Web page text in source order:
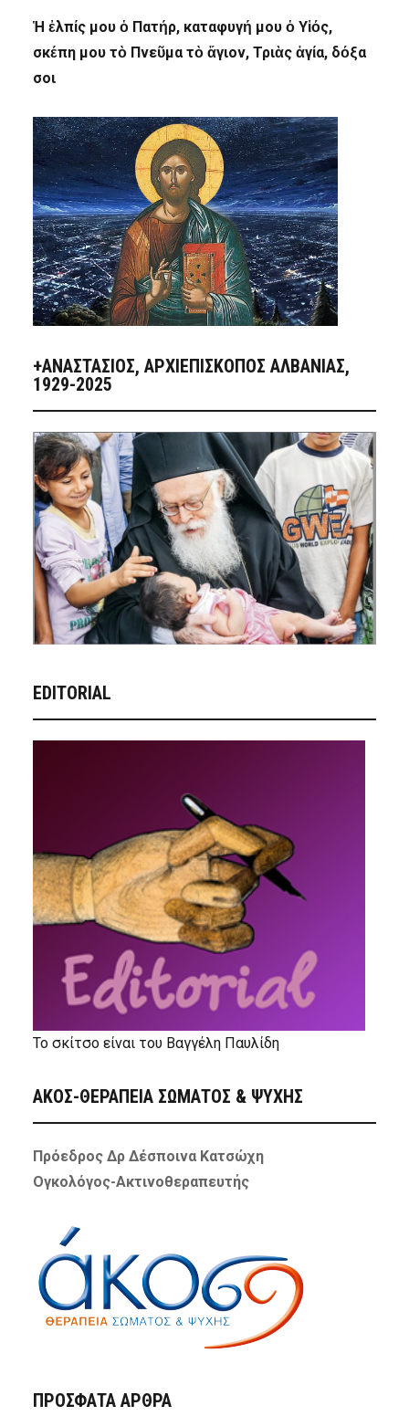
Ἡ ἐλπίς μου ὁ Πατήρ, καταφυγή μου ὁ Υἱός,
σκέπη μου τὸ Πνεῦμα τὸ ἅγιον, Τριὰς ἁγία, δόξα
σοι
+ΑΝΑΣΤΆΣΙΟΣ, ΑΡΧΙΕΠΊΣΚΟΠΟΣ ΑΛΒΑΝΊΑΣ,
1929-2025
EDITORIAL
Το σκίτσο είναι του Βαγγέλη Παυλίδη
ΑΚΟΣ-ΘΕΡΑΠΕΙΑ ΣΩΜΑΤΟΣ & ΨΥΧΗΣ
Πρόεδρος Δρ Δέσποινα Κατσώχη
Ογκολόγος-Ακτινοθεραπευτής
ΠΡΌΣΦΑΤΑ ΆΡΘΡΑ